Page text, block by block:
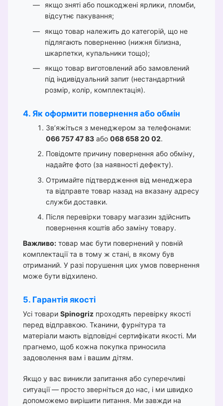
якщо зняті або пошкоджені ярлики, пломби,
відсутнє пакування;
якщо товар належить до категорій, що не
підлягають поверненню (нижня білизна,
шкарпетки, купальники тощо);
якщо товар виготовлений або замовлений
під індивідуальний запит (нестандартний
розмір, колір, комплектація).
4. Як оформити повернення або обмін
Зв’яжіться з менеджером за телефонами:
066 757 47 83 або 068 658 20 02.
Повідомте причину повернення або обміну,
надайте фото (за наявності дефекту).
Отримайте підтвердження від менеджера
та відправте товар назад на вказану адресу
служби доставки.
Після перевірки товару магазин здійснить
повернення коштів або заміну товару.
Важливо: товар має бути повернений у повній
комплектації та в тому ж стані, в якому був
отриманий. У разі порушення цих умов повернення
може бути відхилено.
5. Гарантія якості
Усі товари Spinogriz проходять перевірку якості
перед відправкою. Тканини, фурнітура та
матеріали мають відповідні сертифікати якості. Ми
прагнемо, щоб кожна покупка приносила
задоволення вам і вашим дітям.
Якщо у вас виникли запитання або суперечливі
ситуації — просто зверніться до нас, і ми швидко
допоможемо вирішити питання. Ми завжди на